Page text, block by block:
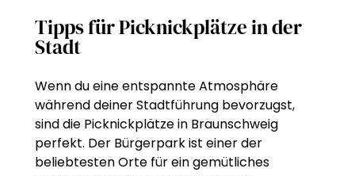
Tipps für Picknickplätze in der
Stadt
Wenn du eine entspannte Atmosphäre
während deiner Stadtführung bevorzugst,
sind die Picknickplätze in Braunschweig
perfekt. Der Bürgerpark ist einer der
beliebtesten Orte für ein gemütliches